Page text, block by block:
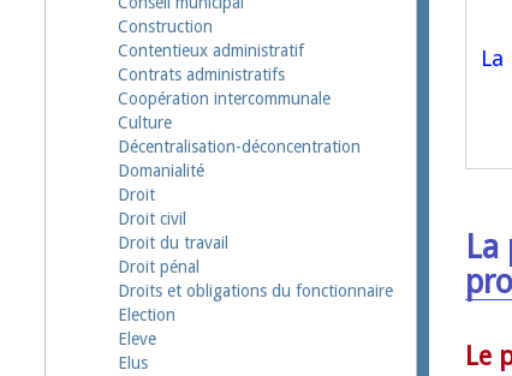
Construction
Contentieux administratif
Contrats administratifs
Coopération intercommunale
Culture
Décentralisation-déconcentration
Domanialité
Droit
Droit civil
Droit du travail
Droit pénal
Droits et obligations du fonctionnaire
Election
Eleve
Elus
Le